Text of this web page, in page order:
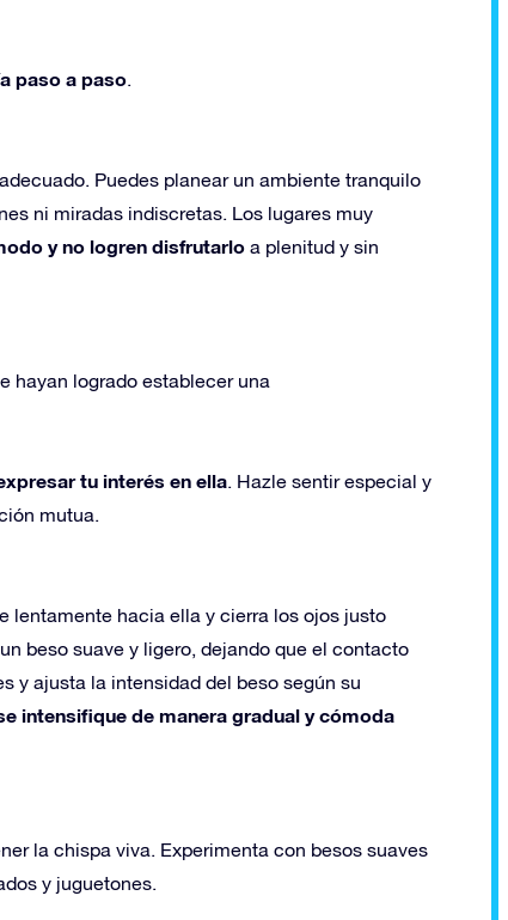
paso a paso.
Puedes planear un ambiente tranquilo
ni miradas indiscretas. Los lugares muy
y no logren disfrutarlo a plenitud y sin
hayan logrado establecer una
tu interés en ella. Hazle sentir especial y
mutua.
lentamente hacia ella y cierra los ojos justo
beso suave y ligero, dejando que el contacto
y ajusta la intensidad del beso según su
intensifique de manera gradual y cómoda
la chispa viva. Experimenta con besos suaves
y juguetones.